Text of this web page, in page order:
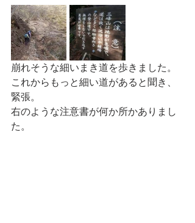
崩れそうな細いまき道を歩きました。
これからもっと細い道があると聞き、
緊張。
右のような注意書が何か所かありまし
た。